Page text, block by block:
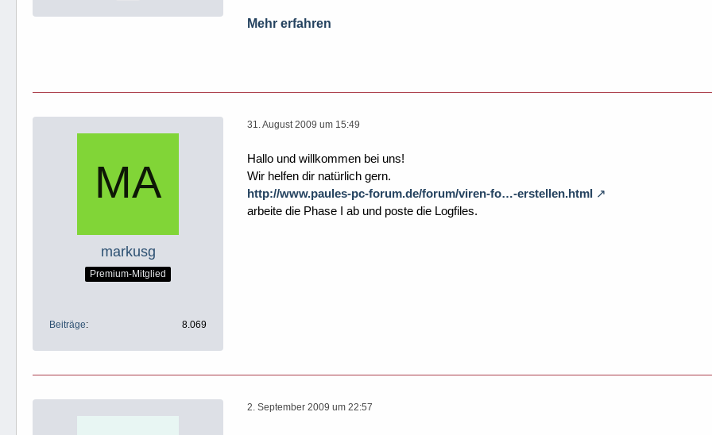
Mehr erfahren
markusg
Premium-Mitglied
Beiträge 8.069
31. August 2009 um 15:49
Hallo und willkommen bei uns!
Wir helfen dir natürlich gern.
http://www.paules-pc-forum.de/forum/viren-fo…-erstellen.html
arbeite die Phase I ab und poste die Logfiles.
2. September 2009 um 22:57